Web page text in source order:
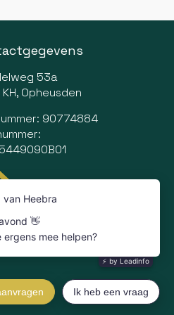
53a
Opheusden
90774884